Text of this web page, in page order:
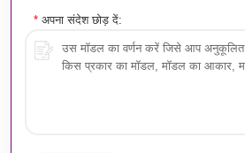
* अपना संदेश छोड़ दें: